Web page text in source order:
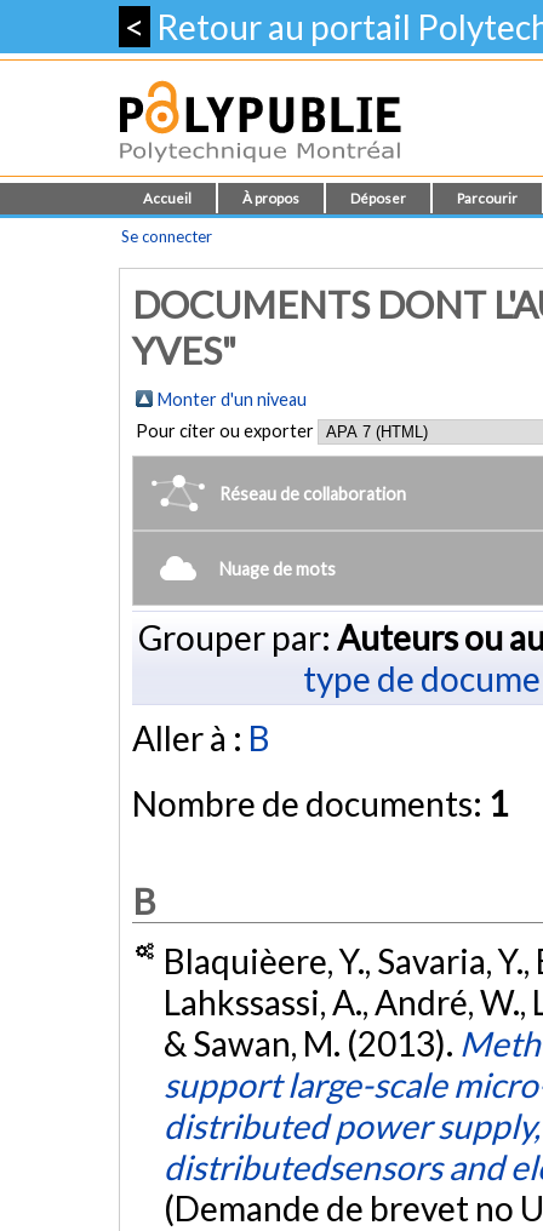
< Retour au portail
Accueil À propos Déposer Parcourir
Se connecter
DOCUMENTS DONT
YVES"
Monter d'un niveau
Pour citer ou exporter
Réseau de collaboration
Nuage de mots
Grouper par: Auteurs ou
type de
Aller à : B
Nombre de documents: 1
B
Blaquièere, Y., Savaria,
Lahkssassi, A., André,
& Sawan, M. (2013).
support large-scale
distributed power
distributedsensors and
(Demande de brevet no